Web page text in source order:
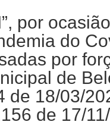
por
do
por
de
de 18/03/
de 17/